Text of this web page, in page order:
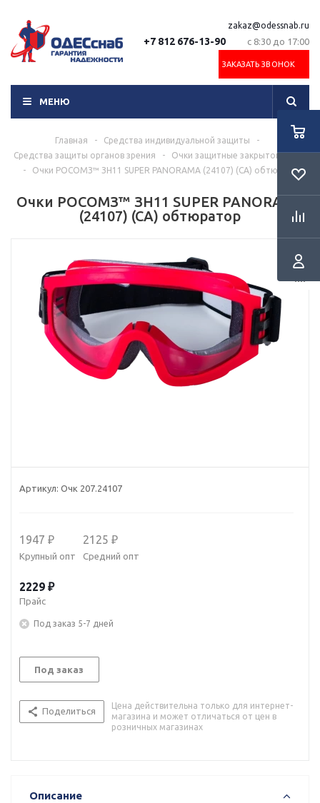
+7 812 676-13-90
zakaz@odessnab.ru
с 8:30 до 17:00
ЗАКАЗАТЬ ЗВОНОК
МЕНЮ
Главная - Средства индивидуальной защиты
-
Средства защиты органов зрения
-
Очки защитные закрытого типа
-
Очки РОСОМЗ™ ЗН11 SUPER PANORAMA (24107) (CA) обтюратор
Очки РОСОМЗ™ ЗН11 SUPER PANORAMA
(24107) (CA) обтюратор
Артикул: Очк 207.24107
1947 ₽
Крупный опт
2125 ₽
Средний опт
2229 ₽
Прайс
Под заказ 5-7 дней
Под заказ
Поделиться
Цена действительна только для интернет-
магазина и может отличаться от цен в
розничных магазинах
Описание